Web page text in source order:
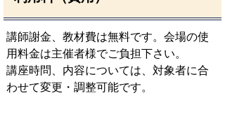
講師謝金、教材費は無料です。会場の使
用料金は主催者様でご負担下さい。
講座時問、内容については、対象者に合
わせて変更・調整可能です。